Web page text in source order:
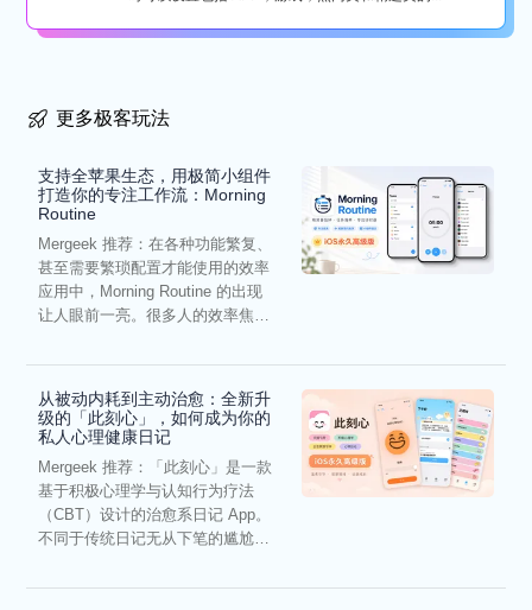
更多极客玩法
支持全苹果生态，用极简小组件
打造你的专注工作流：Morning
Routine
Mergeek 推荐：在各种功能繁复、
甚至需要繁琐配置才能使用的效率
应用中，Morning Routine 的出现
让人眼前一亮。很多人的效率焦
从被动内耗到主动治愈：全新升
级的「此刻心」，如何成为你的
私人心理健康日记
Mergeek 推荐：「此刻心」是一款
基于积极心理学与认知行为疗法
（CBT）设计的治愈系日记 App。
不同于传统日记无从下笔的尴尬，